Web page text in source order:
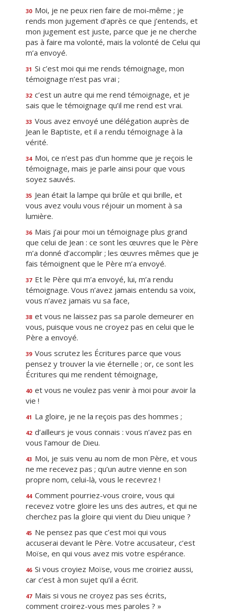
30 Moi, je ne peux rien faire de moi-même ; je
rends mon jugement d’après ce que j’entends, et
mon jugement est juste, parce que je ne cherche
pas à faire ma volonté, mais la volonté de Celui qui
m’a envoyé.
31 Si c’est moi qui me rends témoignage, mon
témoignage n’est pas vrai ;
32 c’est un autre qui me rend témoignage, et je
sais que le témoignage qu’il me rend est vrai.
33 Vous avez envoyé une délégation auprès de
Jean le Baptiste, et il a rendu témoignage à la
vérité.
34 Moi, ce n’est pas d’un homme que je reçois le
témoignage, mais je parle ainsi pour que vous
soyez sauvés.
35 Jean était la lampe qui brûle et qui brille, et
vous avez voulu vous réjouir un moment à sa
lumière.
36 Mais j’ai pour moi un témoignage plus grand
que celui de Jean : ce sont les œuvres que le Père
m’a donné d’accomplir ; les œuvres mêmes que je
fais témoignent que le Père m’a envoyé.
37 Et le Père qui m’a envoyé, lui, m’a rendu
témoignage. Vous n’avez jamais entendu sa voix,
vous n’avez jamais vu sa face,
38 et vous ne laissez pas sa parole demeurer en
vous, puisque vous ne croyez pas en celui que le
Père a envoyé.
39 Vous scrutez les Écritures parce que vous
pensez y trouver la vie éternelle ; or, ce sont les
Écritures qui me rendent témoignage,
40 et vous ne voulez pas venir à moi pour avoir la
vie !
41 La gloire, je ne la reçois pas des hommes ;
42 d’ailleurs je vous connais : vous n’avez pas en
vous l’amour de Dieu.
43 Moi, je suis venu au nom de mon Père, et vous
ne me recevez pas ; qu’un autre vienne en son
propre nom, celui-là, vous le recevrez !
44 Comment pourriez-vous croire, vous qui
recevez votre gloire les uns des autres, et qui ne
cherchez pas la gloire qui vient du Dieu unique ?
45 Ne pensez pas que c’est moi qui vous
accuserai devant le Père. Votre accusateur, c’est
Moïse, en qui vous avez mis votre espérance.
46 Si vous croyiez Moïse, vous me croiriez aussi,
car c’est à mon sujet qu’il a écrit.
47 Mais si vous ne croyez pas ses écrits,
comment croirez-vous mes paroles ? »